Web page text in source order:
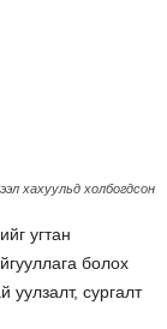
хахуульд холбогдсон
угтан
болох
сургалт